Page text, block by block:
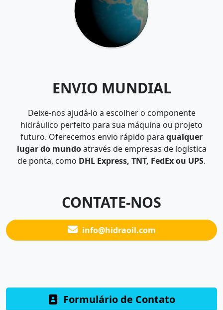
ENVIO MUNDIAL
Deixe-nos ajudá-lo a escolher o componente
hidráulico perfeito para sua máquina ou projeto
futuro. Oferecemos envio rápido para qualquer
lugar do mundoatravés de empresas de logística
de ponta, como DHL Express, TNT, FedEx ou UPS.
CONTATE-NOS
info@hidraoil.com
Formulário de Contato